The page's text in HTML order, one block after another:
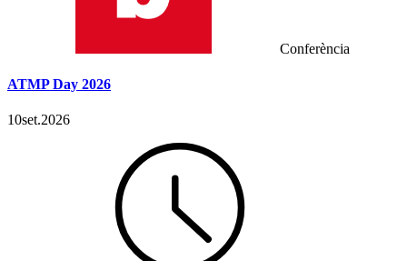
Conferència
ATMP Day 2026
10set.2026